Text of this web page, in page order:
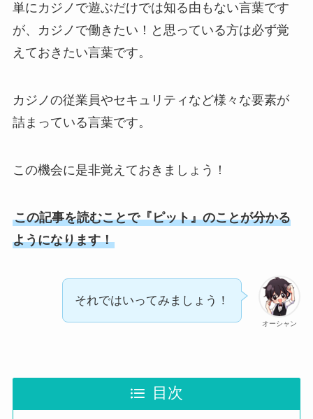
単にカジノで遊ぶだけでは知る由もない言葉です
が、カジノで働きたい！と思っている方は必ず覚
えておきたい言葉です。
カジノの従業員やセキュリティなど様々な要素が
詰まっている言葉です。
この機会に是非覚えておきましょう！
この記事を読むことで『ピット』のことが分かる
ようになります！
オーシャン
それではいってみましょう！
目次